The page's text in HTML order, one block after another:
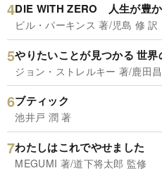
DIE WITH ZERO 人生が豊
ビル・パーキンス 著/児島 修 訳
やりたいことが見つかる 世
ジョン・ストレルキー 著/鹿田
ブティック
池井戸 潤 著
わたしはこれでやせました
MEGUMI 著/道下将太郎 監修